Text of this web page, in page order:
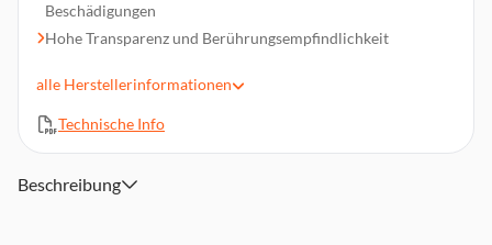
Beschädigungen
Hohe Transparenz und Berührungsempfindlichkeit
Zwei Displayschutzfolien im Lieferumfang enthalten
Kompatibel mit dem Galaxy Tab S9, S9 FE, S10 FE, S10 Lite
alle Herstellerinformationen
Technische Info
Beschreibung